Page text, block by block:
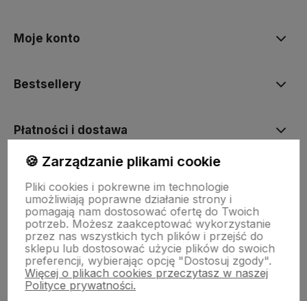
Moje konto
Bestsellery
Płatności i dostawa
Pomoc
🍪 Zarządzanie plikami cookie
Pliki cookies i pokrewne im technologie
umożliwiają poprawne działanie strony i
pomagają nam dostosować ofertę do Twoich
potrzeb. Możesz zaakceptować wykorzystanie
przez nas wszystkich tych plików i przejść do
sklepu lub dostosować użycie plików do swoich
preferencji, wybierając opcję "Dostosuj zgody".
Więcej o plikach cookies przeczytasz w naszej
Polityce prywatności.